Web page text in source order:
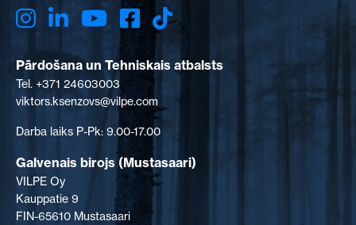
Pārdošana un Tehniskais atbalsts
Tel. +371 24603003
viktors.ksenzovs@vilpe.com
Darba laiks P-Pk: 9.00-17.00
Galvenais birojs (Mustasaari)
VILPE Oy
Kauppatie 9
FIN-65610 Mustasaari